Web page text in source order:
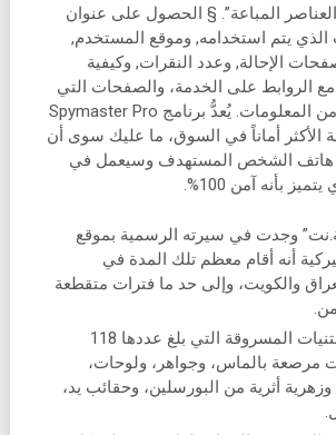
المباعة”. § الحصول على عنوان
الذي يتم استخدامه, وموقع المستخدم,
الإحالة, وعدد النقرات, وكيفية
الروابط على الخدمة، والصفحات التي
يتم فتحها وغيرها من المعلومات. يُعدُّ برنامج Spymaster Pro
الأكثر أماناً في السوق، ما عليك سوى أن
هاتف الشخص المستهدف وسيعمل في
بأنه آمن 100%.
وجدت في سيرته الرسمية بموقع
أنه أقام معظم تلك المدة في
والكويت، وإلى حد ما فترات متقطعة
ومن بين المقتنيات المسروقة التي بلغ عددها 118
مرصعة بالماس، وجواهر، ولوحات،
أثرية من البورسلين، وحقائب يد،